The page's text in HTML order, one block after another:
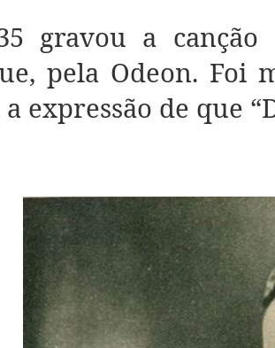
gravou a
pela Odeon. Foi
expressão de que